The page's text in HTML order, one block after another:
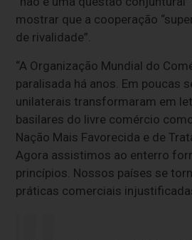
mostrar que a cooperação
de rivalidade”.
“A Organização Mundial do
paralisada há anos. Em poucas
unilaterais transformaram em
basilares do livre comércio
Nação Mais Favorecida e de
Agora assistimos ao enterro
princípios. Nossos países se
práticas comerciais